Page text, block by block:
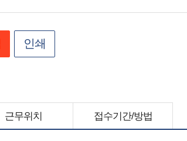
인쇄
근무위치 접수기간/방법